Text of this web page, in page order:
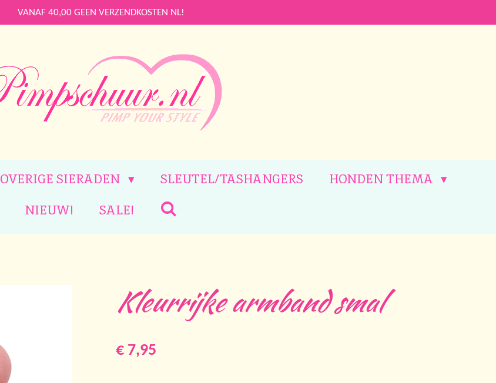
VANAF 40,00 GEEN VERZENDKOSTEN NL!
OVERIGE SIERADEN SLEUTEL/TASHANGERS
HONDEN THEMA
NIEUW!
SALE!
Kleurrijke armband smal
€ 7,95